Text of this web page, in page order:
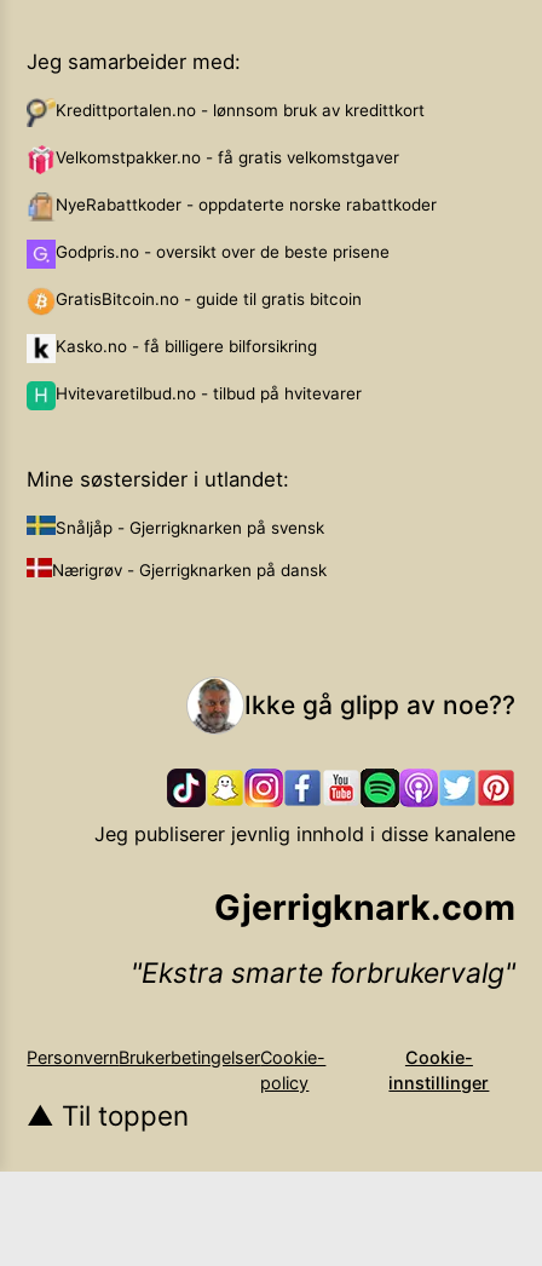
Jeg samarbeider med:
Kredittportalen.no - lønnsom bruk av kredittkort
Velkomstpakker.no - få gratis velkomstgaver
NyeRabattkoder - oppdaterte norske rabattkoder
Godpris.no - oversikt over de beste prisene
GratisBitcoin.no - guide til gratis bitcoin
Kasko.no - få billigere bilforsikring
Hvitevaretilbud.no - tilbud på hvitevarer
Mine søstersider i utlandet:
Snåljåp - Gjerrigknarken på svensk
Nærigrøv - Gjerrigknarken på dansk
Ikke gå glipp av noe??
Jeg publiserer jevnlig innhold i disse kanalene
Gjerrigknark.com
Ekstra smarte forbrukervalg
PersonvernBrukerbetingelserCookie-
policy
Cookie-
innstillinger
▲ Til toppen